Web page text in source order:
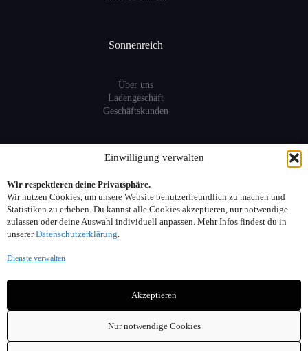
Einwilligung verwalten
Wir respektieren deine Privatsphäre.
Wir nutzen Cookies, um unsere Website benutzerfreundlich zu machen und
Statistiken zu erheben. Du kannst alle Cookies akzeptieren, nur notwendige
zulassen oder deine Auswahl individuell anpassen. Mehr Infos findest du in
unsererDatenschutzerklärung.
Dienste verwalten
Akzeptieren
Nur notwendige Cookies
Sonnenreich
Über uns
Ladengeschäft
Geschäftskunden
Information
Sitemap
FAQ
Adresse: Seelower Strasse 6, 10439 Berlin
Email: info(at)sonnenreich-weine.de